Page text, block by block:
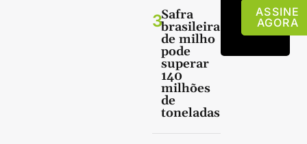
3Safra
brasileira
de milho
pode
superar
140
milhões
de
toneladas
ASSINE
AGORA